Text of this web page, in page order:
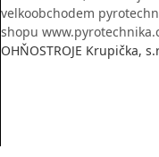
velkoobchodem
shopu
OHŇOSTROJE Krupička,